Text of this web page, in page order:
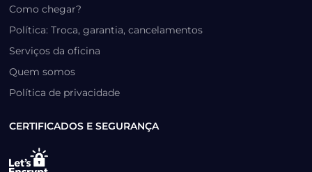
Como chegar?
Política: Troca, garantia, cancelamentos
Serviços da oficina
Quem somos
Política de privacidade
CERTIFICADOS E SEGURANÇA